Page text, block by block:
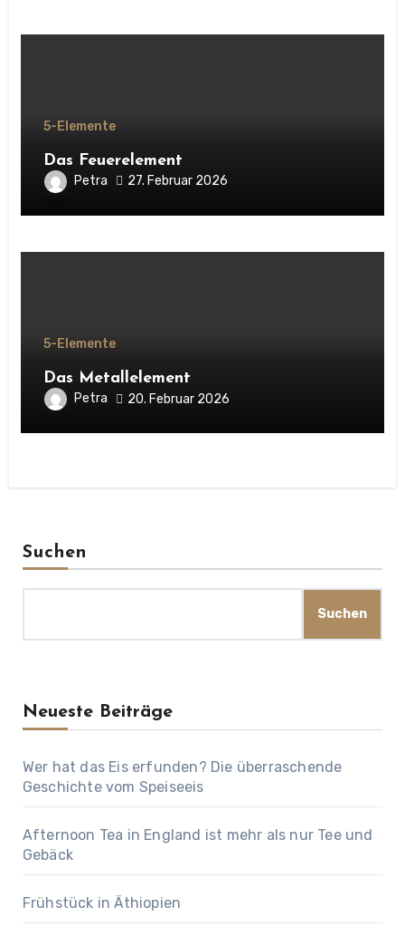
5-Elemente
Das Feuerelement
Petra 27. Februar 2026
5-Elemente
Das Metallelement
Petra 20. Februar 2026
Suchen
Suchen
Neueste Beiträge
Wer hat das Eis erfunden? Die überraschende
Geschichte vom Speiseeis
Afternoon Tea in England ist mehr als nur Tee und
Gebäck
Frühstück in Äthiopien